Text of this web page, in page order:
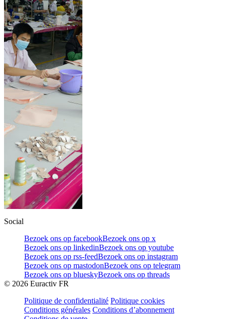
Social
Bezoek ons op facebookBezoek ons op x
Bezoek ons op linkedinBezoek ons op youtube
Bezoek ons op rss-feedBezoek ons op instagram
Bezoek ons op mastodonBezoek ons op telegram
Bezoek ons op blueskyBezoek ons op threads
© 2026 Euractiv FR
Politique de confidentialité Politique cookies
Conditions générales Conditions d’abonnement